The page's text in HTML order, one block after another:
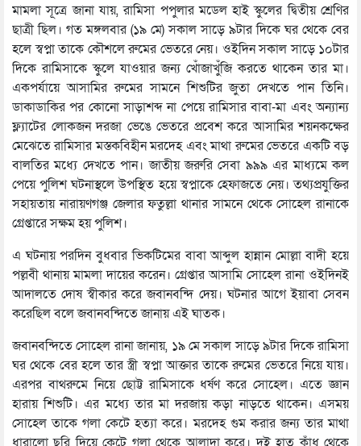
মামলা সূত্রে জানা যায়, রামিসা পপুলার মডেল হাই স্কুলের দ্বিতীয় শ্রেণির
ছাত্রী ছিল। গত মঙ্গলবার (১৯ মে) সকাল সাড়ে ৯টার দিকে ঘর থেকে বের
হলে স্বপ্না তাকে কৌশলে রুমের ভেতরে নেয়। ওইদিন সকাল সাড়ে ১০টার
দিকে রামিসাকে স্কুলে যাওয়ার জন্য খোঁজাখুঁজি করতে থাকেন তার মা।
একপর্যায়ে আসামির রুমের সামনে শিশুটির জুতা দেখতে পান তিনি।
ডাকাডাকির পর কোনো সাড়াশব্দ না পেয়ে রামিসার বাবা-মা এবং অন্যান্য
ফ্ল্যাটের লোকজন দরজা ভেঙে ভেতরে প্রবেশ করে আসামির শয়নকক্ষের
মেঝেতে রামিসার মস্তকবিহীন মরদেহ এবং মাথা রুমের ভেতরে একটি বড়
বালতির মধ্যে দেখতে পান। জাতীয় জরুরি সেবা ৯৯৯ এর মাধ্যমে কল
পেয়ে পুলিশ ঘটনাস্থলে উপস্থিত হয়ে স্বপ্নাকে হেফাজতে নেয়। তথ্যপ্রযুক্তির
সহায়তায় নারায়ণগঞ্জ জেলার ফতুল্লা থানার সামনে থেকে সোহেল রানাকে
গ্রেপ্তারে সক্ষম হয় পুলিশ।
এ ঘটনায় পরদিন বুধবার ভিকটিমের বাবা আব্দুল হান্নান মোল্লা বাদী হয়ে
পল্লবী থানায় মামলা দায়ের করেন। গ্রেপ্তার আসামি সোহেল রানা ওইদিনই
আদালতে দোষ স্বীকার করে জবানবন্দি দেয়। ঘটনার আগে ইয়াবা সেবন
করেছিল বলে জবানবন্দিতে জানায় এই ঘাতক।
জবানবন্দিতে সোহেল রানা জানায়, ১৯ মে সকাল সাড়ে ৯টার দিকে রামিসা
ঘর থেকে বের হলে তার স্ত্রী স্বপ্না আক্তার তাকে রুমের ভেতরে নিয়ে যায়।
এরপর বাথরুমে নিয়ে ছোট্ট রামিসাকে ধর্ষণ করে সোহেল। এতে জ্ঞান
হারায় শিশুটি। এর মধ্যে তার মা দরজায় কড়া নাড়তে থাকেন। এসময়
সোহেল তাকে গলা কেটে হত্যা করে। মরদেহ গুম করার জন্য তার মাথা
ধারালো ছুরি দিয়ে কেটে গলা থেকে আলাদা করে। দুই হাত কাঁধ থেকে